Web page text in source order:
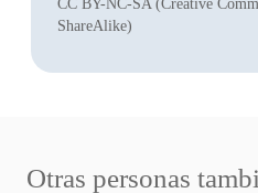
CC BY-NC-SA (Creative
ShareAlike)
Otras personas